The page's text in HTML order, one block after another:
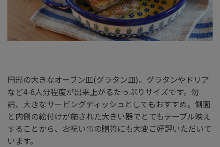
円形の大きなオーブン皿(グラタン皿)。グラタンやドリア
など4-6人分程度が出来上がるたっぷりサイズです。勿
論、大きなサービングディッシュとしてもおすすめ。側面
と内側の絵付けが施された大きい器でとてもテーブル映え
することから、お祝い事の贈答にも大変ご好評いただいて
います。